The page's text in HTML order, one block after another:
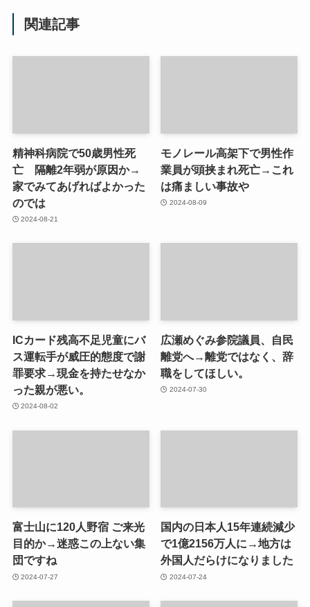
関連記事
精神科病院で50歳男性死
亡 隔離2年弱が原因か→
家でみてあげればよかった
のでは
2024-08-21
モノレール高架下で男性作
業員が頭挟まれ死亡→これ
は痛ましい事故や
2024-08-09
ICカード残高不足児童にバ
ス運転手が威圧的態度で謝
罪要求→現金を持たせなか
った親が悪い。
2024-08-02
広瀬めぐみ参院議員、自民
離党へ→離党ではなく、辞
職をしてほしい。
2024-07-30
富士山に120人野宿 ご来光
目的か→迷惑この上ない集
団ですね
2024-07-27
国内の日本人15年連続減少
で1億2156万人に→地方は
外国人だらけになりました
2024-07-24